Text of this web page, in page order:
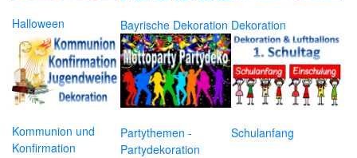
Halloween Bayrische Dekoration Dekoration
Kommunion und
Konfirmation
Partythemen -
Partydekoration
Schulanfang